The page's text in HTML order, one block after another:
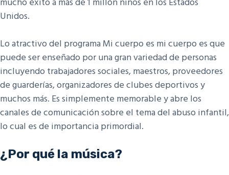
Unidos.
Lo atractivo del programa Mi cuerpo es mi cuerpo es que
puede ser enseñado por una gran variedad de personas
incluyendo trabajadores sociales, maestros, proveedores
de guarderías, organizadores de clubes deportivos y
muchos más. Es simplemente memorable y abre los
canales de comunicación sobre el tema del abuso infantil,
lo cual es de importancia primordial.
¿Por qué la música?